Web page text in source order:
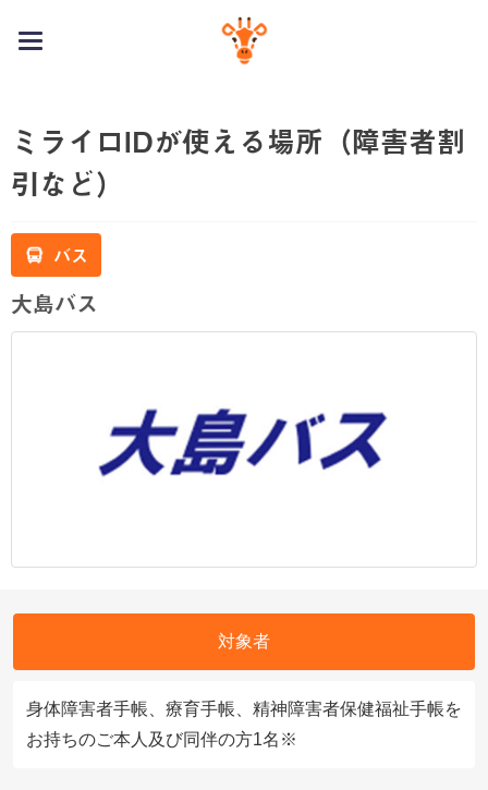
toggle
ミライロIDが使える場所（障害者割
引など）
バス
大島バス
対象者
身体障害者手帳、療育手帳、精神障害者保健福祉手帳を
お持ちのご本人及び同伴の方1名※